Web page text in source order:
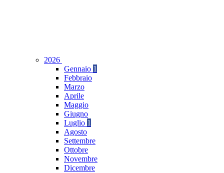
2026
Gennaio 1
Febbraio
Marzo
Aprile
Maggio
Giugno
Luglio 1
Agosto
Settembre
Ottobre
Novembre
Dicembre